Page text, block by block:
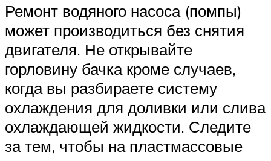
Ремонт водяного насоса (помпы)
может производиться без снятия
двигателя. Не открывайте
горловину бачка кроме случаев,
когда вы разбираете систему
охлаждения для доливки или слива
охлаждающей жидкости. Следите
за тем, чтобы на пластмассовые